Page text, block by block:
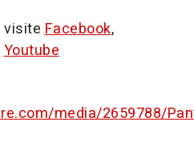
visiteFacebook,
Youtube
media/2659788/